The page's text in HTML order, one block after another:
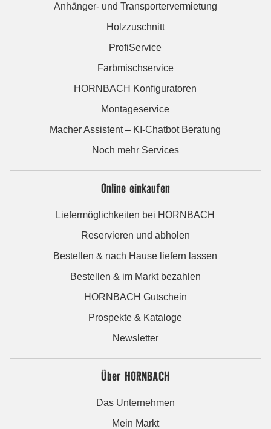
Anhänger- und Transportervermietung
Holzzuschnitt
ProfiService
Farbmischservice
HORNBACH Konfiguratoren
Montageservice
Macher Assistent – KI-Chatbot Beratung
Noch mehr Services
Online einkaufen
Liefermöglichkeiten bei HORNBACH
Reservieren und abholen
Bestellen & nach Hause liefern lassen
Bestellen & im Markt bezahlen
HORNBACH Gutschein
Prospekte & Kataloge
Newsletter
Über HORNBACH
Das Unternehmen
Mein Markt